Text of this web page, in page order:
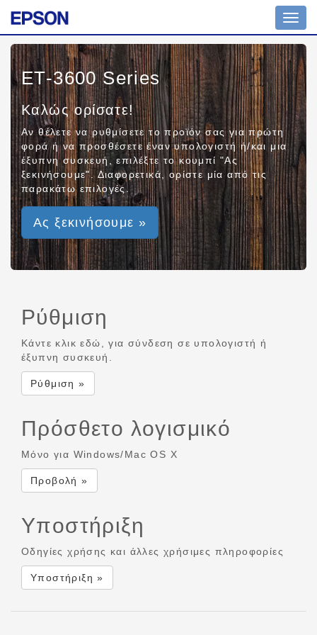
ET-3600 Series
Καλώς ορίσατε!
Αν θέλετε να ρυθμίσετε το προϊόν σας για πρώτη
φορά ή να προσθέσετε έναν υπολογιστή ή/και μια
έξυπνη συσκευή, επιλέξτε το κουμπί "Ας
ξεκινήσουμε". Διαφορετικά, ορίστε μία από τις
παρακάτω επιλογές.
Ας ξεκινήσουμε »
Ρύθμιση
Κάντε κλικ εδώ, για σύνδεση σε υπολογιστή ή
έξυπνη συσκευή.
Ρύθμιση »
Πρόσθετο λογισμικό
Μόνο για Windows/Mac OS X
Προβολή »
Υποστήριξη
Οδηγίες χρήσης και άλλες χρήσιμες πληροφορίες
Υποστήριξη »